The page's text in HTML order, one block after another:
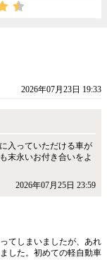
2026年07月23日 19:33
入っていただける車が
末永いお付き合いをよ
2026年07月25日 23:59
てしまいましたが、あれ
した。初めての軽自動車